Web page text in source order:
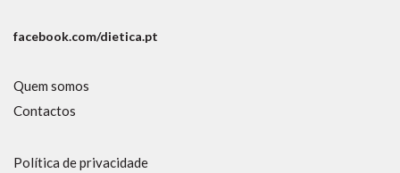
facebook.com/dietica.pt
Quem somos
Contactos
Política de privacidade